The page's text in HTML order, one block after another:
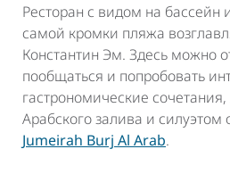
Ресторан с видом на бассейн
самой кромки пляжа
Константин Эм. Здесь можно
пообщаться и попробовать
гастрономические
Арабского залива и силуэтом
Jumeirah Burj Al Arab.